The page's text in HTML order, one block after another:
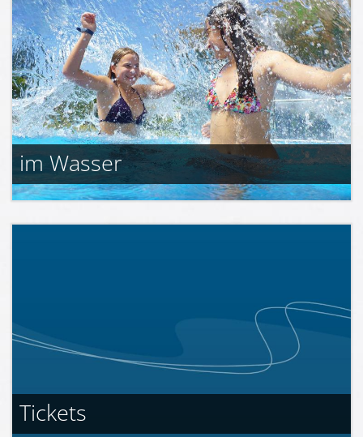
im Wasser
Tickets